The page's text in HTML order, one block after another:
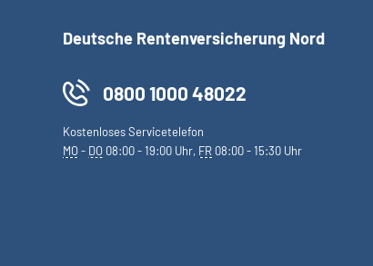
Deutsche Rentenversicherung Nord
0800 1000 48022
Kostenloses Servicetelefon
MO- DO 08:00 - 19:00 Uhr, FR 08:00 - 15:30 Uhr